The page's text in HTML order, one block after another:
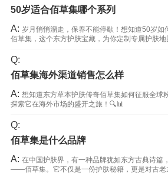
50岁适合佰草集哪个系列
A: 岁月悄悄溜走，保养不能停歇！想知道50岁如
佰草集，这个东方护肤宝藏，为你定制专属护肤地
Q:
佰草集海外渠道销售怎么样
A: 想知道东方草本护肤传奇佰草集如何征服全球
探索它在海外市场的盛开之旅！🔍📊
Q:
佰草集是什么品牌
A: 在中国护肤界，有一种品牌犹如东方古典诗篇
——佰草集。它不仅是一份护肤秘籍，更是对古老